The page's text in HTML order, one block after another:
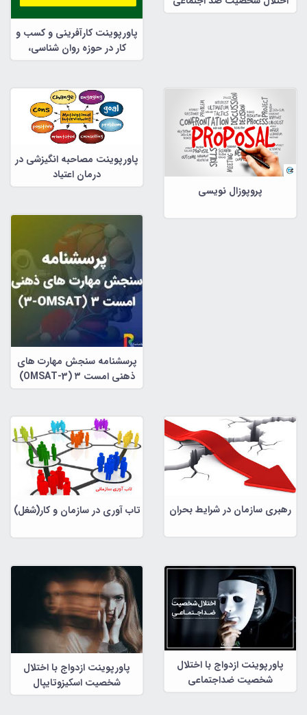
پاورپوینت کارآفرینی و کسب و
کار در حوزه روان شناسی،
مشاوره و علوم تربیتی
پروپوزال نویسی
پاورپوینت مصاحبه انگیزشی در
درمان اعتیاد
پرسشنامه سنجش مهارت های
ذهنی امست ۳ (OMSAT-3)
رهبری سازمان در شرایط بحران تاب آوری در سازمان و کار(شغل)
پاورپوینت ازدواج با اختلال
شخصیت ضداجتماعی
پاورپوینت ازدواج با اختلال
شخصیت اسکیزوتایپال